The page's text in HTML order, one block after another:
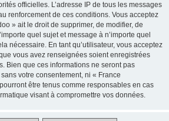
officielles. L’adresse IP de tous les messages
renforcement de ces conditions. Vous acceptez
» ait le droit de supprimer, de modifier, de
quel sujet et message à n’importe quel
nécessaire. En tant qu’utilisateur, vous acceptez
vous avez renseignées soient enregistrées
Bien que ces informations ne seront pas
votre consentement, ni « France
être tenus comme responsables en cas
visant à compromettre vos données.